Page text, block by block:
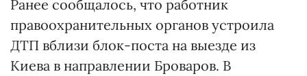
Ранее сообщалось, что работник
правоохранительных органов устроила
ДТП вблизи блок-поста на выезде из
Киева в направлении Броваров. В